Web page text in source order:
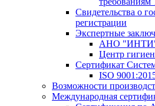
Свидетельства о
регистрации
Экспертные
АНО
Центр
Сертификат
ISO
Возможности
Международная